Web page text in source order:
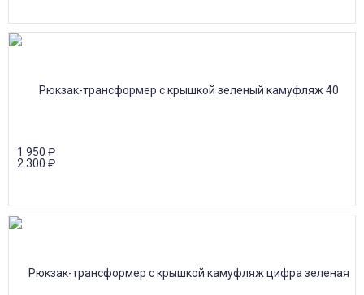
1 950 ₽
2 300 ₽